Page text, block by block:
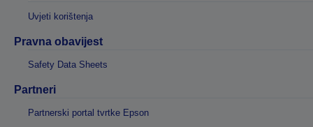
Uvjeti korištenja
Pravna obavijest
Safety Data Sheets
Partneri
Partnerski portal tvrtke Epson